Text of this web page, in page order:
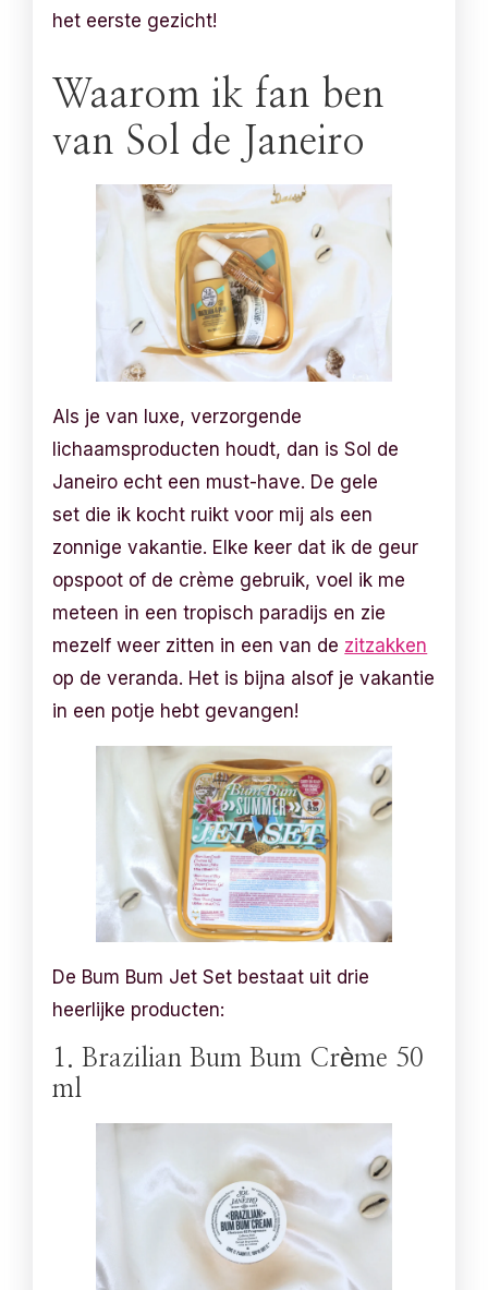
het eerste gezicht!
Waarom ik fan ben
van Sol de Janeiro
Als je van luxe, verzorgende
lichaamsproducten houdt, dan is Sol de
Janeiro echt een must-have. De gele
set die ik kocht ruikt voor mij als een
zonnige vakantie. Elke keer dat ik de geur
opspoot of de crème gebruik, voel ik me
meteen in een tropisch paradijs en zie
mezelf weer zitten in een van de zitzakken
op de veranda. Het is bijna alsof je vakantie
in een potje hebt gevangen!
De Bum Bum Jet Set bestaat uit drie
heerlijke producten:
1. Brazilian Bum Bum Crème 50
ml